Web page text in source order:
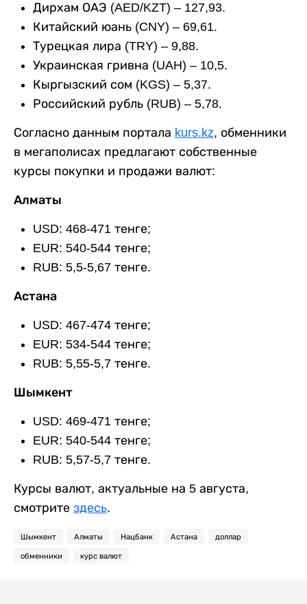
Дирхам ОАЭ (AED/KZT) – 127,93.
Китайский юань (CNY) – 69,61.
Турецкая лира (TRY) – 9,88.
Украинская гривна (UAH) – 10,5.
Кыргызский сом (KGS) – 5,37.
Российский рубль (RUB) – 5,78.
Согласно данным портала kurs.kz, обменники
в мегаполисах предлагают собственные
курсы покупки и продажи валют:
Алматы
USD: 468-471 тенге;
EUR: 540-544 тенге;
RUB: 5,5-5,67 тенге.
Астана
USD: 467-474 тенге;
EUR: 534-544 тенге;
RUB: 5,55-5,7 тенге.
Шымкент
USD: 469-471 тенге;
EUR: 540-544 тенге;
RUB: 5,57-5,7 тенге.
Курсы валют, актуальные на 5 августа,
смотрите здесь.
Шымкент Алматы Нацбанк Астана доллар
обменники курс валют